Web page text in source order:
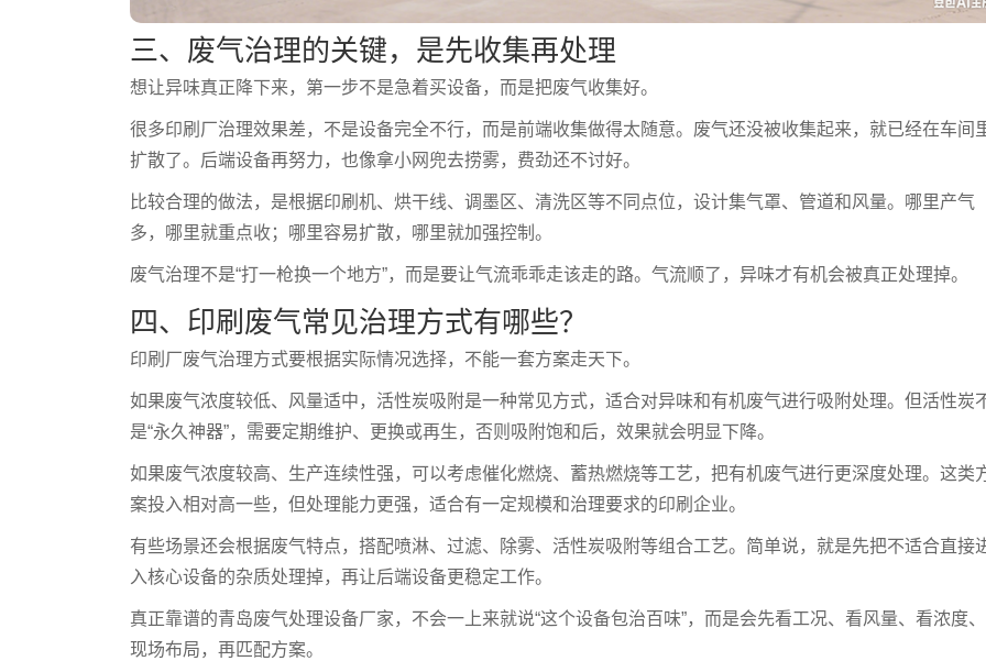
三、废气治理的关键，是先收集再处理
想让异味真正降下来，第一步不是急着买设备，而是把废气收集好。
很多印刷厂治理效果差，不是设备完全不行，而是前端收集做得太随意。废气还没被收集起来，就已经在车间
扩散了。后端设备再努力，也像拿小网兜去捞雾，费劲还不讨好。
比较合理的做法，是根据印刷机、烘干线、调墨区、清洗区等不同点位，设计集气罩、管道和风量。哪里产气
多，哪里就重点收；哪里容易扩散，哪里就加强控制。
废气治理不是“打一枪换一个地方”，而是要让气流乖乖走该走的路。气流顺了，异味才有机会被真正处理掉。
四、印刷废气常见治理方式有哪些？
印刷厂废气治理方式要根据实际情况选择，不能一套方案走天下。
如果废气浓度较低、风量适中，活性炭吸附是一种常见方式，适合对异味和有机废气进行吸附处理。但活性炭
是“永久神器”，需要定期维护、更换或再生，否则吸附饱和后，效果就会明显下降。
如果废气浓度较高、生产连续性强，可以考虑催化燃烧、蓄热燃烧等工艺，把有机废气进行更深度处理。这类
案投入相对高一些，但处理能力更强，适合有一定规模和治理要求的印刷企业。
有些场景还会根据废气特点，搭配喷淋、过滤、除雾、活性炭吸附等组合工艺。简单说，就是先把不适合直接
入核心设备的杂质处理掉，再让后端设备更稳定工作。
真正靠谱的青岛废气处理设备厂家，不会一上来就说“这个设备包治百味”，而是会先看工况、看风量、看浓度
现场布局，再匹配方案。